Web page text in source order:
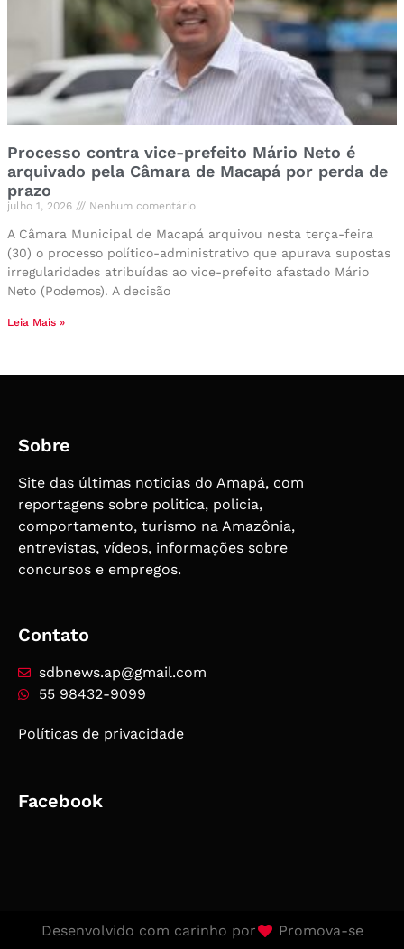
Processo contra vice-prefeito Mário Neto é
arquivado pela Câmara de Macapá por perda de
prazo
julho 1, 2026 Nenhum comentário
A Câmara Municipal de Macapá arquivou nesta terça-feira
(30) o processo político-administrativo que apurava supostas
irregularidades atribuídas ao vice-prefeito afastado Mário
Neto (Podemos). A decisão
Leia Mais »
Sobre
Site das últimas noticias do Amapá, com
reportagens sobre politica, policia,
comportamento, turismo na Amazônia,
entrevistas, vídeos, informações sobre
concursos e empregos.
Contato
sdbnews.ap@gmail.com
55 98432-9099
Políticas de privacidade
Facebook
Desenvolvido com carinho por Promova-se